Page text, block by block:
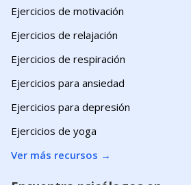
Ejercicios de motivación
Ejercicios de relajación
Ejercicios de respiración
Ejercicios para ansiedad
Ejercicios para depresión
Ejercicios de yoga
Ver más recursos →